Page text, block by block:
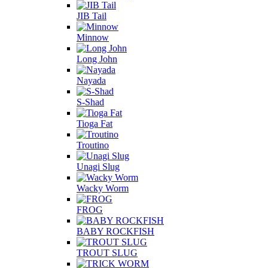
JIB Tail
Minnow
Long John
Nayada
S-Shad
Tioga Fat
Troutino
Unagi Slug
Wacky Worm
FROG
BABY ROCKFISH
TROUT SLUG